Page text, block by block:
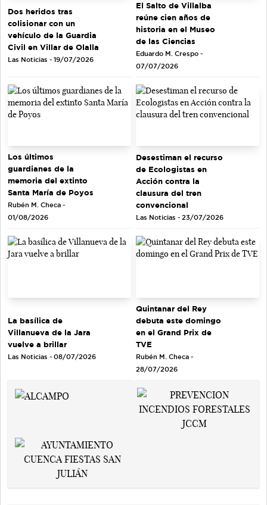
Dos heridos tras
colisionar con un
vehículo de la Guardia
Civil en Villar de Olalla
Las Noticias - 19/07/2026
El Salto de Villalba
reúne cien años de
historia en el Museo
de las Ciencias
Eduardo M. Crespo -
07/07/2026
Los últimos
guardianes de la
memoria del extinto
Santa María de Poyos
Rubén M. Checa -
01/08/2026
Desestiman el recurso
de Ecologistas en
Acción contra la
clausura del tren
convencional
Las Noticias - 23/07/2026
La basílica de
Villanueva de la Jara
vuelve a brillar
Las Noticias - 08/07/2026
Quintanar del Rey
debuta este domingo
en el Grand Prix de
TVE
Rubén M. Checa -
28/07/2026